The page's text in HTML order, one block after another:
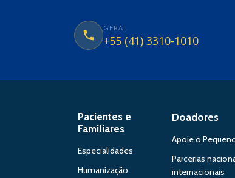
GERAL
+55 (41) 3310-1010
Pacientes e
Familiares
Especialidades
Humanização
Doadores
Apoie o
Parcerias
internacionais